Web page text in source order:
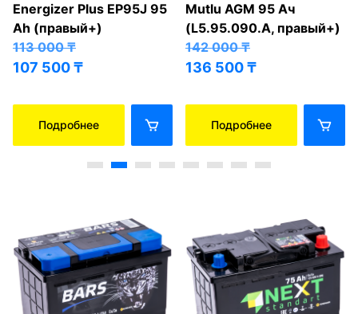
Energizer Plus EP95J 95
Ah (правый+)
113 000₸
107 500₸
Подробнее
Mutlu AGM 95 Ач
(L5.95.090.A, правый+)
142 000₸
136 500₸
Подробнее